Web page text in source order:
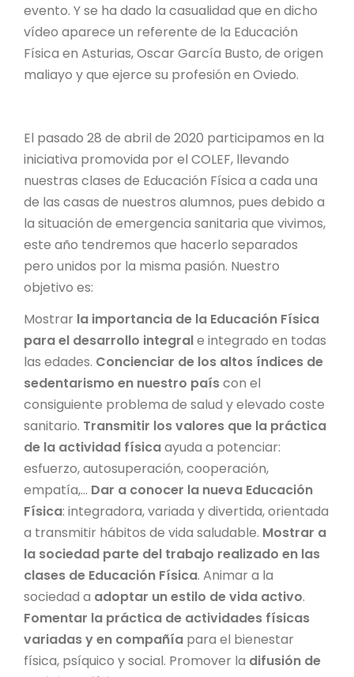
evento. Y se ha dado la casualidad que en dicho
vídeo aparece un referente de la Educación
Física en Asturias, Oscar García Busto, de origen
maliayo y que ejerce su profesión en Oviedo.
El pasado 28 de abril de 2020 participamos en la
iniciativa promovida por el COLEF, llevando
nuestras clases de Educación Física a cada una
de las casas de nuestros alumnos, pues debido a
la situación de emergencia sanitaria que vivimos,
este año tendremos que hacerlo separados
pero unidos por la misma pasión. Nuestro
objetivo es:
Mostrar la importancia de la Educación Física
para el desarrollo integrale integrado en todas
las edades. Concienciar de los altos índices de
sedentarismo en nuestro paíscon el
consiguiente problema de salud y elevado coste
sanitario. Transmitir los valores que la práctica
de la actividad físicaayuda a potenciar:
esfuerzo, autosuperación, cooperación,
empatía,... Dar a conocer la nueva Educación
Física: integradora, variada y divertida, orientada
a transmitir hábitos de vida saludable. Mostrar a
la sociedad parte del trabajo realizado en las
clases de Educación Física. Animar a la
sociedad a adoptar un estilo de vida activo.
Fomentar la práctica de actividades físicas
variadas y en compañía para el bienestar
física, psíquico y social. Promover la difusión de